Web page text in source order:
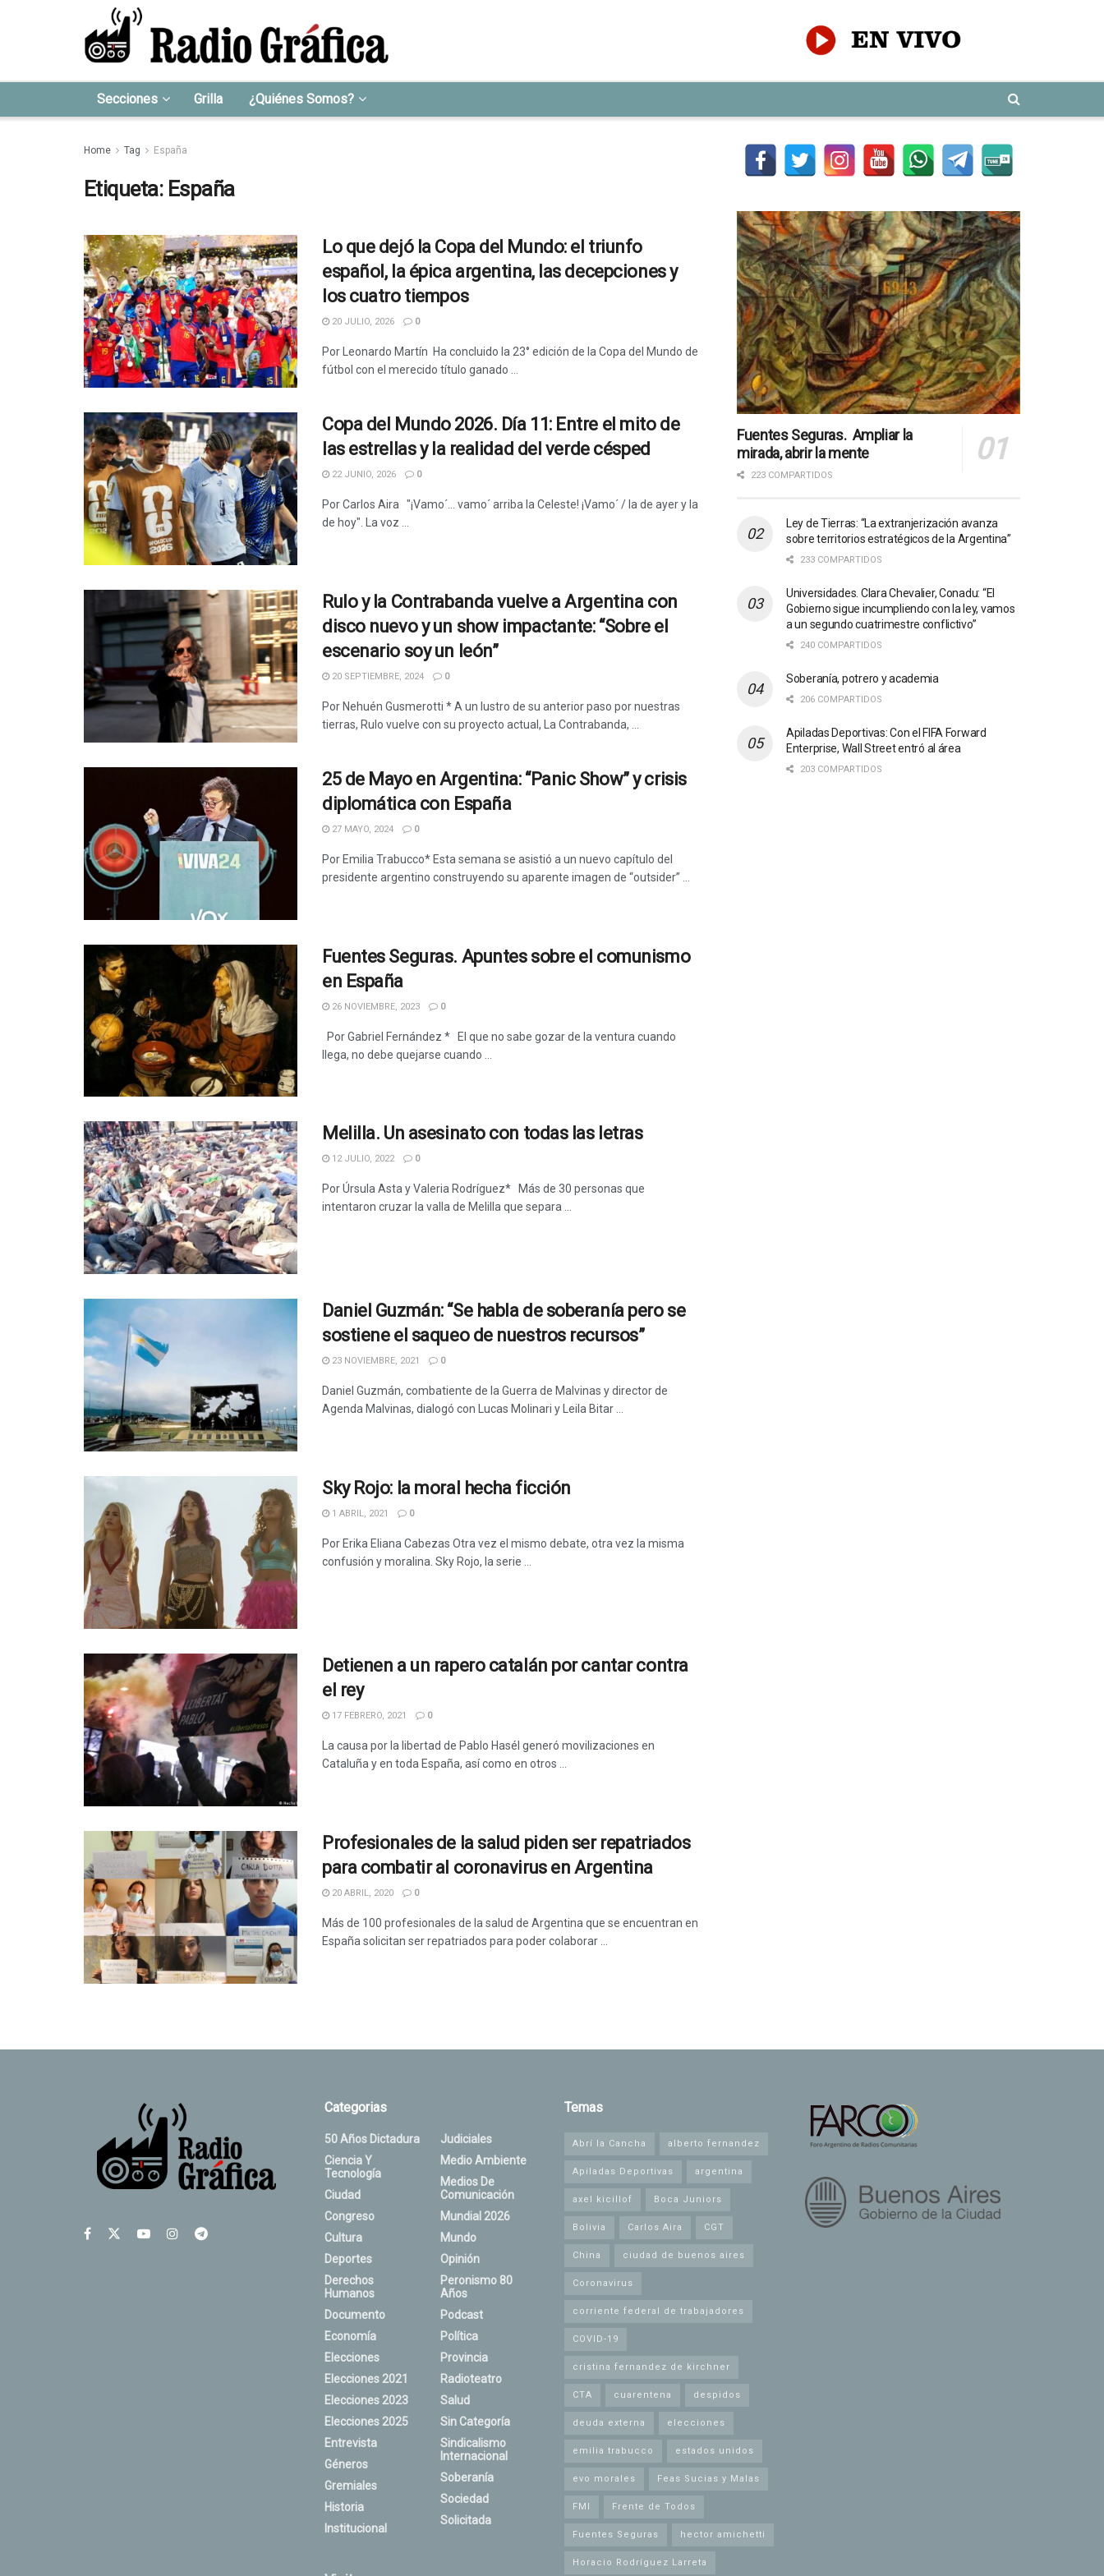
Secciones Grilla ¿Quiénes Somos?
Home Tag España
Etiqueta: España
Lo que dejó la Copa del Mundo: el triunfo
español, la épica argentina, las decepciones y
los cuatro tiempos
20 JULIO, 2026 0
Por Leonardo Martín Ha concluido la 23° edición de la Copa del Mundo de
fútbol con el merecido título ganado ...
Copa del Mundo 2026. Día 11: Entre el mito de
las estrellas y la realidad del verde césped
22 JUNIO, 2026 0
Por Carlos Aira "¡Vamo´... vamo´ arriba la Celeste! ¡Vamo´ / la de ayer y la
de hoy". La voz ...
Rulo y la Contrabanda vuelve a Argentina con
disco nuevo y un show impactante: “Sobre el
escenario soy un león”
20 SEPTIEMBRE, 2024 0
Por Nehuén Gusmerotti * A un lustro de su anterior paso por nuestras
tierras, Rulo vuelve con su proyecto actual, La Contrabanda, ...
25 de Mayo en Argentina: “Panic Show” y crisis
diplomática con España
27 MAYO, 2024 0
Por Emilia Trabucco* Esta semana se asistió a un nuevo capítulo del
presidente argentino construyendo su aparente imagen de “outsider” ...
Fuentes Seguras. Apuntes sobre el comunismo
en España
26 NOVIEMBRE, 2023 0
Por Gabriel Fernández * El que no sabe gozar de la ventura cuando
llega, no debe quejarse cuando ...
Melilla. Un asesinato con todas las letras
12 JULIO, 2022 0
Por Úrsula Asta y Valeria Rodríguez* Más de 30 personas que
intentaron cruzar la valla de Melilla que separa ...
Daniel Guzmán: “Se habla de soberanía pero se
sostiene el saqueo de nuestros recursos”
23 NOVIEMBRE, 2021 0
Daniel Guzmán, combatiente de la Guerra de Malvinas y director de
Agenda Malvinas, dialogó con Lucas Molinari y Leila Bitar ...
Sky Rojo: la moral hecha ficción
1 ABRIL, 2021 0
Por Erika Eliana Cabezas Otra vez el mismo debate, otra vez la misma
confusión y moralina. Sky Rojo, la serie ...
Detienen a un rapero catalán por cantar contra
el rey
17 FEBRERO, 2021 0
La causa por la libertad de Pablo Hasél generó movilizaciones en
Cataluña y en toda España, así como en otros ...
Profesionales de la salud piden ser repatriados
para combatir al coronavirus en Argentina
20 ABRIL, 2020 0
Más de 100 profesionales de la salud de Argentina que se encuentran en
España solicitan ser repatriados para poder colaborar ...
Fuentes Seguras. Ampliar la
mirada, abrir la mente
223 COMPARTIDOS
Ley de Tierras: “La extranjerización avanza
sobre territorios estratégicos de la Argentina”
233 COMPARTIDOS
Universidades. Clara Chevalier, Conadu: “El
Gobierno sigue incumpliendo con la ley, vamos
a un segundo cuatrimestre conflictivo”
240 COMPARTIDOS
Soberanía, potrero y academia
206 COMPARTIDOS
Apiladas Deportivas: Con el FIFA Forward
Enterprise, Wall Street entró al área
203 COMPARTIDOS
Categorias
50 Años Dictadura
Ciencia Y
Tecnología
Ciudad
Congreso
Cultura
Deportes
Derechos
Humanos
Documento
Economía
Elecciones
Elecciones 2021
Elecciones 2023
Elecciones 2025
Entrevista
Géneros
Gremiales
Historia
Institucional
Judiciales
Medio Ambiente
Medios De
Comunicación
Mundial 2026
Mundo
Opinión
Peronismo 80
Años
Podcast
Política
Provincia
Radioteatro
Salud
Sin Categoría
Sindicalismo
Internacional
Soberanía
Sociedad
Solicitada
Temas
Abrí la Cancha alberto fernandez
Apiladas Deportivas argentina
axel kicillof Boca Juniors
Bolivia Carlos Aira CGT
China ciudad de buenos aires
Coronavirus
corriente federal de trabajadores
COVID-19
cristina fernandez de kirchner
CTA cuarentena despidos
deuda externa elecciones
emilia trabucco estados unidos
evo morales Feas Sucias y Malas
FMI Frente de Todos
Fuentes Seguras hector amichetti
Horacio Rodríguez Larreta